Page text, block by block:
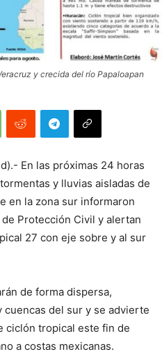
y crecida del río Papaloapan
En las próximas 24 horas
y lluvias aisladas de
en la zona sur informaron
Protección Civil y alertan
27 con eje sobre y al sur
de forma dispersa,
cuencas del sur y se advierte
ciclón tropical este fin de
a costas mexicanas.